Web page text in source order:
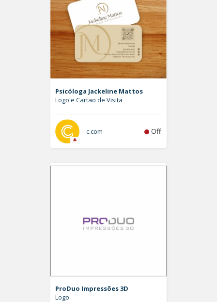
Psicóloga Jackeline Mattos
Logo e Cartao de Visita
c.com Off
ProDuo Impressões 3D
Logo